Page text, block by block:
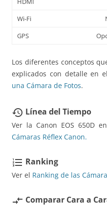
Wi-Fi
GPS
Los diferentes conceptos
explicados con detalle en
una Cámara de Fotos.
restore Línea del Tiempo
Ver la Canon EOS 650D en
Cámaras Réflex Canon.
format_list_numbered Ranking
Ver el Ranking de las
compare_arrows Comparar Cara a